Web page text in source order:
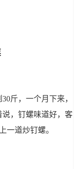
斤，一个月下来，
，钉螺味道好，客
一道炒钉螺。